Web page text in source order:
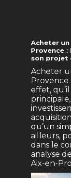
Acheter
Provence
son projet
Acheter
effet, qu’il
qu’un
ailleurs,
dans le
analyse
Aix-en-